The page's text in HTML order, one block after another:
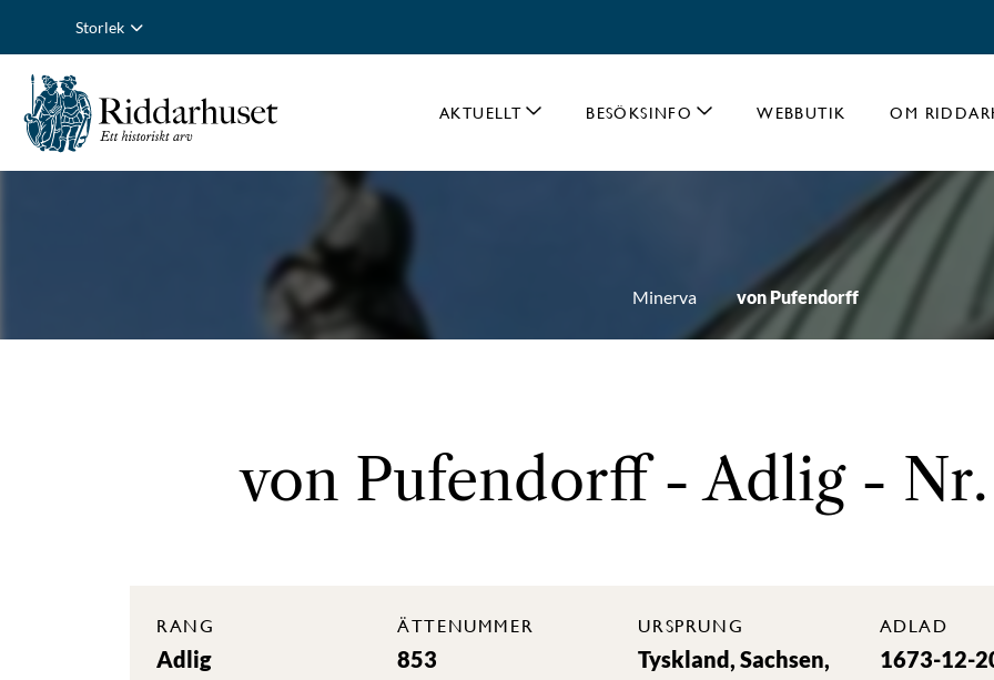
Storlek
AKTUELLT BESÖKSINFO WEBBUTIK OM
Minerva von Pufendorff
von Pufendorff - Adlig -
RANG
Adlig
ÄTTENUMMER
853
URSPRUNG
Tyskland, Sachsen,
ADLAD
1673-12-